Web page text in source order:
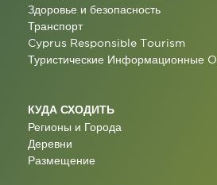
Здоровье и безопасность
Транспорт
Cyprus Responsible Tourism
Туристические Информационные
КУДА СХОДИТЬ
Регионы и Города
Деревни
Размещение